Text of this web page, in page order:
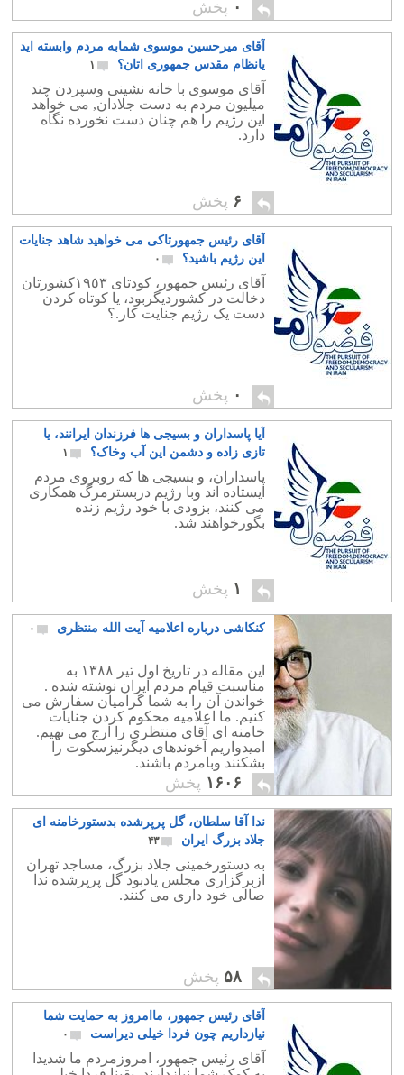
۰ پخش
آقای میرحسین موسوی شمابه مردم وابسته اید
یانظام مقدس جمهوری اتان؟
۱
آقای موسوی با خانه نشینی وسپردن چند
میلیون مردم به دست جلادان, می خواهد
این رژیم را هم چنان دست نخورده نگاه
دارد.
۶ پخش
آقای رئیس جمهورتاکی می خواهید شاهد جنایات
این رژیم باشید؟
۰
آقای رئیس جمهور، کودتای ١٩٥٣کشورتان
دخالت در کشوردیگربود، یا کوتاه کردن
دست یک رژیم جنایت کار.؟
۰ پخش
آیا پاسداران و بسیجی ها فرزندان ایرانند، یا
تازی زاده و دشمن این آب وخاک؟
۱
پاسداران، و بسیجی ها که روبروی مردم
ایستاده اند وبا رژیم دربسترمرگ همکاری
می کنند، بزودی با خود رژیم زنده
بگورخواهند شد.
۱ پخش
کنکاشی درباره اعلامیه آیت الله منتظری ۰
این مقاله در تاریخ اول تیر ۱۳۸۸ به
مناسبت قیام مردم ایران نوشته شده .
خواندن آن را به شما گرامیان سفارش می
کنیم. ما اعلامیه محکوم کردن جنایات
خامنه ای آقای منتظری را ارج می نهیم.
امیدواریم آخوندهای دیگرنیزسکوت را
بشکنند وبامردم باشند.
۱۶۰۶ پخش
ندا آقا سلطان، گل پرپرشده بدستورخامنه ای
جلاد بزرگ ایران
۴۳
به دستورخمینی جلاد بزرگ، مساجد تهران
ازبرگزاری مجلس یادبود گل پرپرشده ندا
صالی خود داری می کنند.
۵۸ پخش
آقای رئیس جمهور، ماامروز به حمایت شما
نیازداریم چون فردا خیلی دیراست
۰
آقای رئیس جمهور، امروزمردم ما شدیدا